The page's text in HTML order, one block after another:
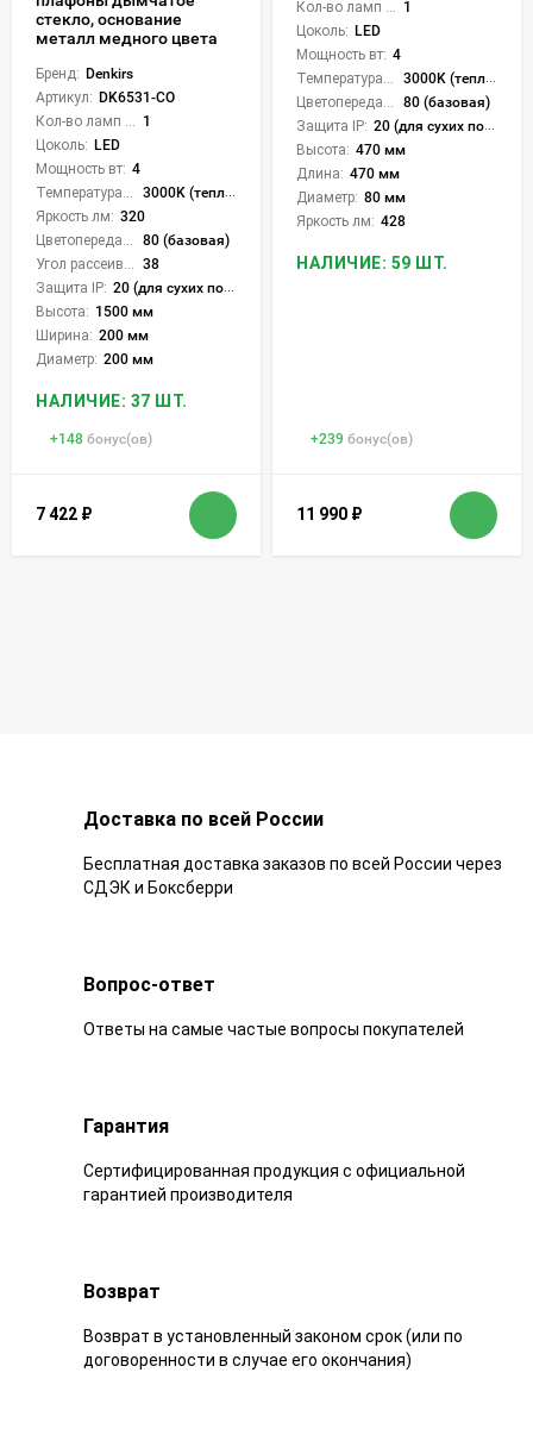
стекло, основание
металл медного цвета
Бренд: Denkirs
Артикул: DK6531-CO
1
Цоколь: LED
Мощность вт: 4
3000K (теплый)
Яркость лм: 320
80 (базовая)
38
Защита IP: 20 (для сухих пом.)
Высота: 1500 мм
Ширина: 200 мм
Диаметр: 200 мм
НАЛИЧИЕ: 37 ШТ.
+148 бонус(ов)
7 422 ₽
1
Цоколь: LED
Мощность вт: 4
3000K (теплый)
80 (базовая)
Защита IP: 20 (для сухих пом.)
Высота: 470 мм
Длина: 470 мм
Диаметр: 80 мм
Яркость лм: 428
НАЛИЧИЕ: 59 ШТ.
+239 бонус(ов)
11 990 ₽
Доставка по всей России
Бесплатная доставка заказов по всей России через
СДЭК и Боксберри
Вопрос-ответ
Ответы на самые частые вопросы покупателей
Гарантия
Сертифицированная продукция с официальной
гарантией производителя
Возврат
Возврат в установленный законом срок (или по
договоренности в случае его окончания)